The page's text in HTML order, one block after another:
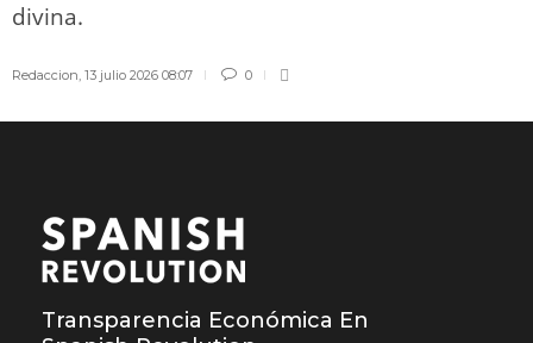
divina.
Redaccion, 13 julio 2026 08:07 0
Transparencia Económica En